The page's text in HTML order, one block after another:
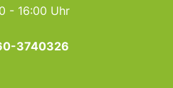
- 16:00 Uhr
3740326